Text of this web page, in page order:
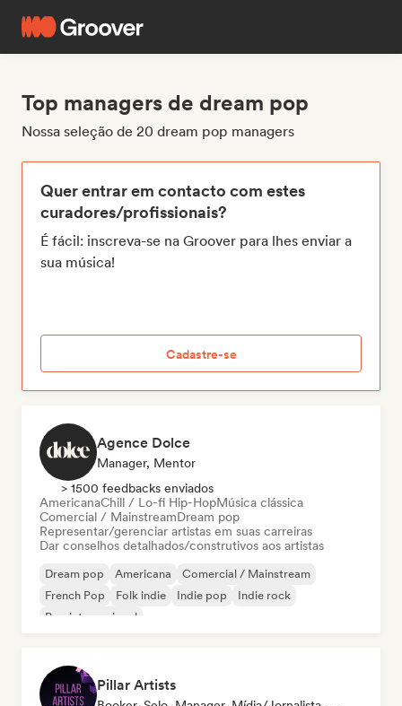
Top managers de dream pop
Nossa seleção de 20 dream pop managers
Quer entrar em contacto com estes
curadores/profissionais?
É fácil: inscreva-se na Groover para lhes enviar a
sua música!
Cadastre-se
Agence Dolce
Manager, Mentor
> 1500 feedbacks enviados
AmericanaChill / Lo-fi Hip-HopMúsica clássica
Comercial / MainstreamDream pop
Representar/gerenciar artistas em suas carreiras
Dar conselhos detalhados/construtivos aos artistas
Dream pop Americana
Comercial / Mainstream
French Pop
Folk indie Indie pop
Indie rock
Pop internacional
Pillar Artists